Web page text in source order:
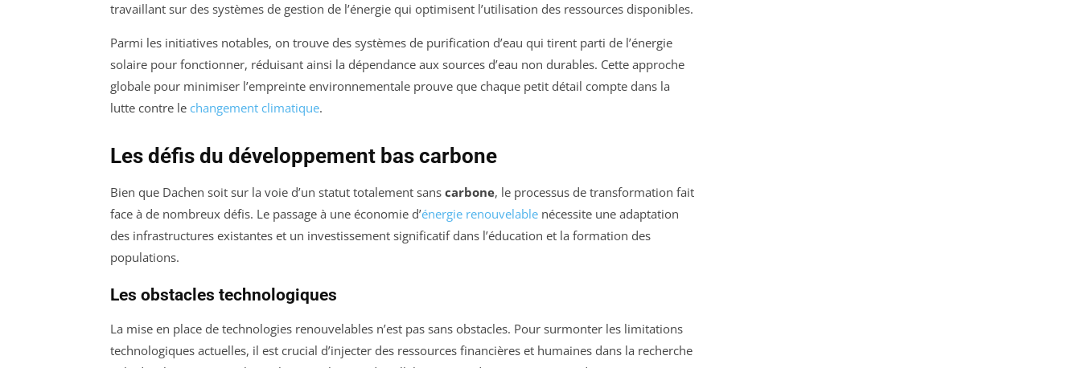
travaillant sur des systèmes de gestion de l’énergie qui optimisent l’utilisation des ressources disponibles.
Parmi les initiatives notables, on trouve des systèmes de purification d’eau qui tirent parti de l’énergie
solaire pour fonctionner, réduisant ainsi la dépendance aux sources d’eau non durables. Cette approche
globale pour minimiser l’empreinte environnementale prouve que chaque petit détail compte dans la
lutte contre le changement climatique.
Les défis du développement bas carbone
Bien que Dachen soit sur la voie d’un statut totalement sans carbone, le processus de transformation fait
face à de nombreux défis. Le passage à une économie d’énergie renouvelable nécessite une adaptation
des infrastructures existantes et un investissement significatif dans l’éducation et la formation des
populations.
Les obstacles technologiques
La mise en place de technologies renouvelables n’est pas sans obstacles. Pour surmonter les limitations
technologiques actuelles, il est crucial d’injecter des ressources financières et humaines dans la recherche